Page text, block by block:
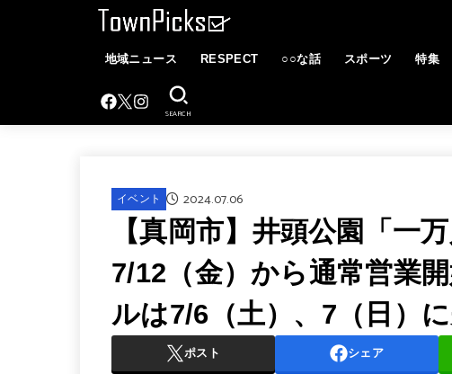
地域ニュース RESPECT ○○な話 スポーツ 特集
SEARCH
イベント 2024.07.06
【真岡市】井頭公園「一
7/12（金）から通常営業
ルは7/6（土）、7（日）
ポスト シェア